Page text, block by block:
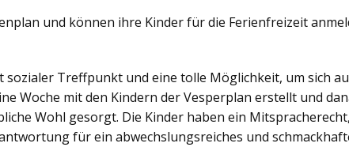
und können ihre Kinder für die Ferienfreizeit
sozialer Treffpunkt und eine tolle Möglichkeit, um sich
Woche mit den Kindern der Vesperplan erstellt und
Wohl gesorgt. Die Kinder haben ein
für ein abwechslungsreiches und